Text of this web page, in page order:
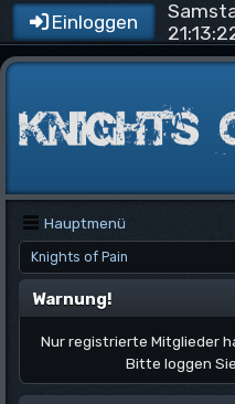
Einloggen
Hauptmenü
Knights of Pain
Warnung!
Nur registrierte Mitglieder
Bitte loggen